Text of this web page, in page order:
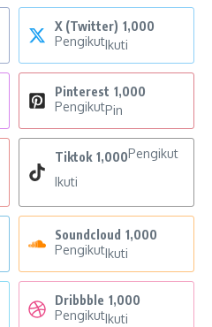
X (Twitter) 1,000
PengikutIkuti
Pinterest 1,000
PengikutPin
Tiktok 1,000Pengikut
Ikuti
Soundcloud 1,000
PengikutIkuti
Dribbble 1,000
PengikutIkuti